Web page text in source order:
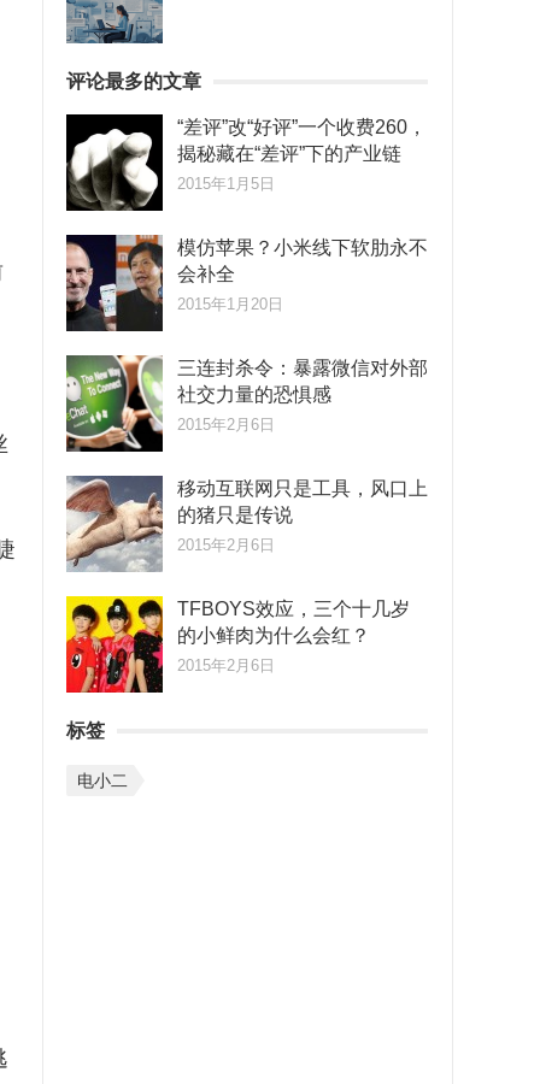
评论最多的文章
“差评”改“好评”一个收费260，
揭秘藏在“差评”下的产业链
2015年1月5日
模仿苹果？小米线下软肋永不
会补全
2015年1月20日
三连封杀令：暴露微信对外部
社交力量的恐惧感
2015年2月6日
移动互联网只是工具，风口上
的猪只是传说
2015年2月6日
TFBOYS效应，三个十几岁
的小鲜肉为什么会红？
2015年2月6日
标签
电小二